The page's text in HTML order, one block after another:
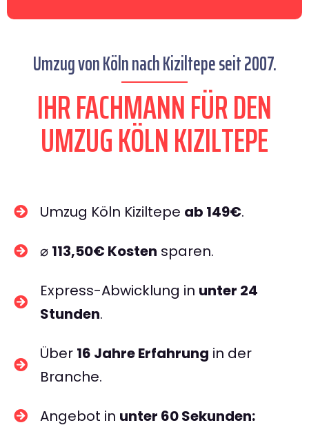
Umzug von Köln nach Kiziltepe seit 2007.
IHR FACHMANN FÜR DEN
UMZUG KÖLN KIZILTEPE
Umzug Köln Kiziltepe ab 149€.
⌀ 113,50€ Kosten sparen.
Express-Abwicklung in unter 24
Stunden.
Über 16 Jahre Erfahrung in der
Branche.
Angebot in unter 60 Sekunden: